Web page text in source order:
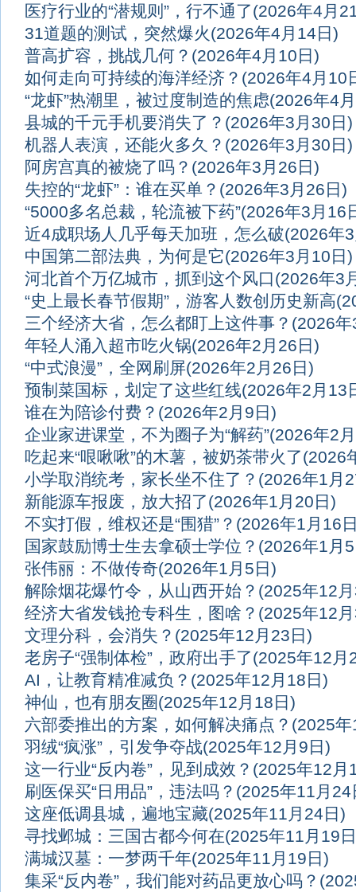
医疗行业的“潜规则”，行不通了(2026年4月
31道题的测试，突然爆火(2026年4月14日)
普高扩容，挑战几何？ (2026年4月10日)
如何走向可持续的海洋经济？ (2026年4月10
“龙虾”热潮里，被过度制造的焦虑(2026年4
县城的千元手机要消失了？ (2026年3月30日)
机器人表演，还能火多久？ (2026年3月30日)
阿房宫真的被烧了吗？ (2026年3月26日)
失控的“龙虾”：谁在买单？ (2026年3月26日)
“5000多名总裁，轮流被下药”(2026年3月16
近4成职场人几乎每天加班，怎么破(2026年
中国第二部法典，为何是它(2026年3月10日)
河北首个万亿城市，抓到这个风口(2026年3
“史上最长春节假期”，游客人数创历史新高
三个经济大省，怎么都盯上这件事？ (2026
年轻人涌入超市吃火锅(2026年2月26日)
“中式浪漫”，全网刷屏(2026年2月26日)
预制菜国标，划定了这些红线(2026年2月13
谁在为陪诊付费？ (2026年2月9日)
企业家进课堂，不为圈子为“解药”(2026年2
吃起来“哏啾啾”的木薯，被奶茶带火了(2026
小学取消统考，家长坐不住了？ (2026年1月
新能源车报废，放大招了(2026年1月20日)
不实打假，维权还是“围猎”？ (2026年1月16
国家鼓励博士生去拿硕士学位？ (2026年1月
张伟丽：不做传奇(2026年1月5日)
解除烟花爆竹令，从山西开始？ (2025年12
经济大省发钱抢专科生，图啥？ (2025年12
文理分科，会消失？ (2025年12月23日)
老房子“强制体检”，政府出手了(2025年12月
AI，让教育精准减负？ (2025年12月18日)
神仙，也有朋友圈(2025年12月18日)
六部委推出的方案，如何解决痛点？ (2025
羽绒“疯涨”，引发争夺战(2025年12月9日)
这一行业“反内卷”，见到成效？ (2025年12月
刷医保买“日用品”，违法吗？ (2025年11月24
这座低调县城，遍地宝藏(2025年11月24日)
寻找邺城：三国古都今何在(2025年11月19
满城汉墓：一梦两千年(2025年11月19日)
集采“反内卷”，我们能对药品更放心吗？